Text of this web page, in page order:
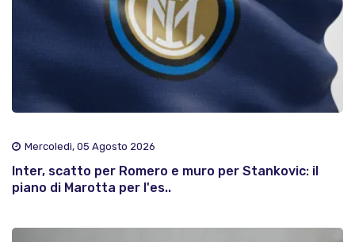
Mercoledì, 05 Agosto 2026
Inter, scatto per Romero e muro per Stankovic: il
piano di Marotta per l'es..